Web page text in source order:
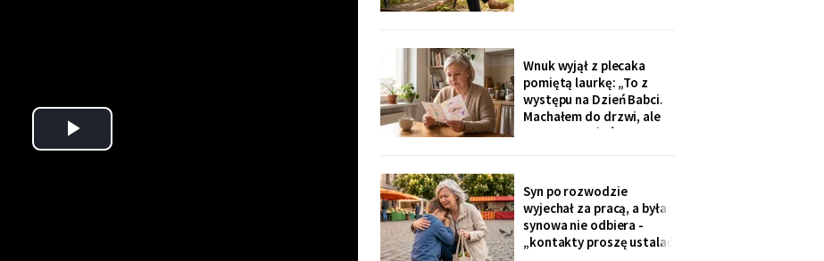
Play
prześwietlenie biodra.
„Mamo, od tego jest
teraz taksówka dla
seniorów, zamów sobie".
Zamówiłam - kierowca
Wnuk wyjął z plecaka
pomiętą laurkę: „To z
występu na Dzień Babci.
Machałem do drzwi, ale
nie przyszłaś". Żadnego
przekazuje je przez
rodziców. Córka
wzruszyła ramionami:
„No zapomniałam, mamo,
tyle się teraz
Syn po rozwodzie
wyjechał za pracą, a była
synowa nie odbiera -
„kontakty proszę ustalać